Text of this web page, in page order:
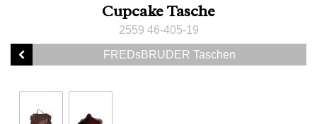
Cupcake Tasche
2559 46-405-19
FREDsBRUDER Taschen